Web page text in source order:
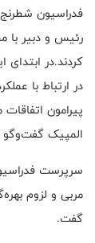
فدراسیون
رئیس و دبیر با
کردند.در
در ارتباط با
پیرامون
المپیک گفت‌وگو
سرپرست
مربی و لزوم
گفت.